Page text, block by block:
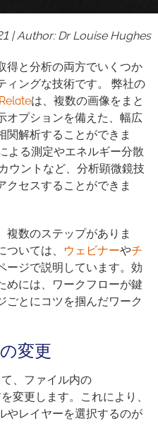
| Author: Dr Louise Hughes
得と分析の両方でいくつか
ィングな技術です。 弊社の
Relateは、複数の画像をまと
オプションを備えた、幅広
関解析することができま
よる測定やエネルギー分散
ウントなど、分析顕微鏡技
クセスすることができま
複数のステップがありま
いては、
ウェビナーやチ
ージで説明しています。効
めには、ワークフローが鍵
ごとにコツを掴んだワーク
変更
、ファイル内の
変更します。これにより、
やレイヤーを選択するのが